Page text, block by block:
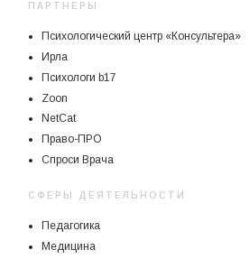
ПАРТНЕРЫ
Психологический центр «Консультера»
Ирла
Психологи b17
Zoon
NetCat
Право-ПРО
Спроси Врача
СФЕРЫ ДЕЯТЕЛЬНОСТИ
Педагогика
Медицина